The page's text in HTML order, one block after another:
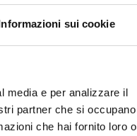
sui cookie
media e per analizzare il
partner che si occupano
che hai fornito loro o
verifica dei
scaturite dalla